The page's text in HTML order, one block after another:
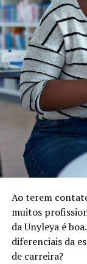
Ao terem
muitos
da Unyleya é
diferenciais da
de carreira?